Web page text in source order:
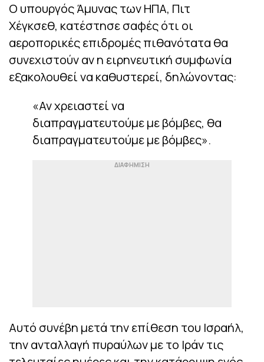
Ο υπουργός Άμυνας των ΗΠΑ, Πιτ
Χέγκσεθ, κατέστησε σαφές ότι οι
αεροπορικές επιδρομές πιθανότατα θα
συνεχιστούν αν η ειρηνευτική συμφωνία
εξακολουθεί να καθυστερεί, δηλώνοντας:
«Αν χρειαστεί να
διαπραγματευτούμε με βόμβες, θα
διαπραγματευτούμε με βόμβες».
Αυτό συνέβη μετά την επίθεση του Ισραήλ,
την ανταλλαγή πυραύλων με το Ιράν τις